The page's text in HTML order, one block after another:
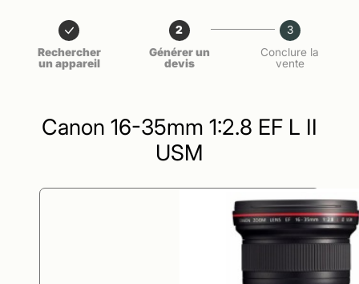
Rechercher
un appareil
2
Générer un
devis
3
Conclure la
vente
Canon 16-35mm 1:2.8 EF L II
USM